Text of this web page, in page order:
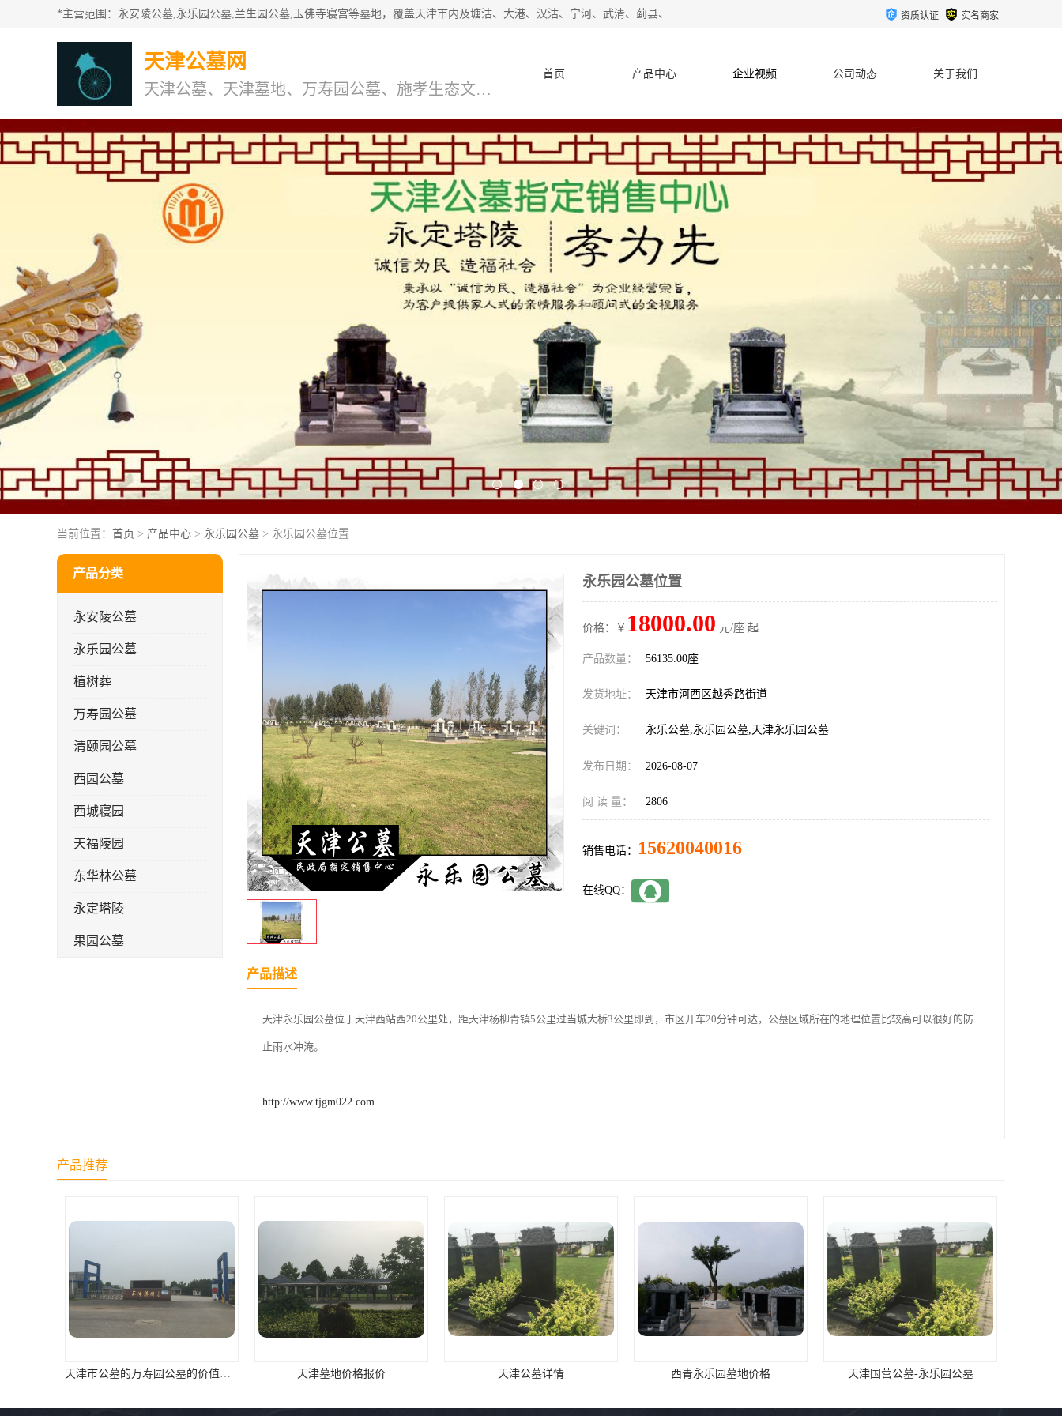
*主营范围：永安陵公墓,永乐园公墓,兰生园公墓,玉佛寺寝宫等墓地，覆盖天津市内及塘沽、大港、汉沽、宁河、武清、蓟县、静海、廊坊、北京、沧州等区域本中心由中国公墓网、天津公墓网、中国陵网、中国周易学会联合推举，我们的团队将会以优质的服务，竭诚为您服务，期待您的来电。 资质认证 实名商家
天津公墓网
天津公墓、天津墓地、万寿园公墓、施孝生态文化陵园
首页 产品中心 企业视频 公司动态 关于我们
当前位置： 首页 > 产品中心 > 永乐园公墓 > 永乐园公墓位置
产品分类
永安陵公墓
永乐园公墓
植树葬
万寿园公墓
清颐园公墓
西园公墓
西城寝园
天福陵园
东华林公墓
永定塔陵
果园公墓
永安陵园
兰生园公墓
玉佛寺寝宫
永乐园公墓位置
价格：￥ 18000.00 元/座 起
产品数量： 56135.00座
发货地址： 天津市河西区越秀路街道
关键词： 永乐公墓,永乐园公墓,天津永乐园公墓
发布日期： 2026-08-07
阅 读 量： 2806
销售电话： 15620040016
在线QQ：
产品描述
天津永乐园公墓位于天津西站西20公里处，距天津杨柳青镇5公里过当城大桥3公里即到，市区开车20分钟可达，公墓区域所在的地理位置比较高可以很好的防
止雨水冲淹。
http://www.tjgm022.com
产品推荐
天津市公墓的万寿园公墓的价值咨询 天津墓地价格报价 天津公墓详情 西青永乐园墓地价格 天津国营公墓-永乐园公墓